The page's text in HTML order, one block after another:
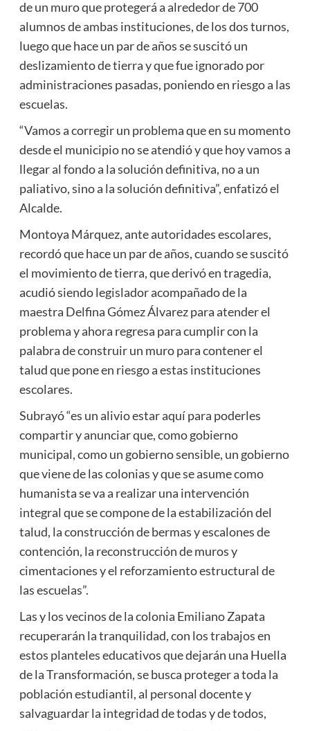
de un muro que protegerá a alrededor de 700
alumnos de ambas instituciones, de los dos turnos,
luego que hace un par de años se suscitó un
deslizamiento de tierra y que fue ignorado por
administraciones pasadas, poniendo en riesgo a las
escuelas.
“Vamos a corregir un problema que en su momento
desde el municipio no se atendió y que hoy vamos a
llegar al fondo a la solución definitiva, no a un
paliativo, sino a la solución definitiva”, enfatizó el
Alcalde.
Montoya Márquez, ante autoridades escolares,
recordó que hace un par de años, cuando se suscitó
el movimiento de tierra, que derivó en tragedia,
acudió siendo legislador acompañado de la
maestra Delfina Gómez Álvarez para atender el
problema y ahora regresa para cumplir con la
palabra de construir un muro para contener el
talud que pone en riesgo a estas instituciones
escolares.
Subrayó “es un alivio estar aquí para poderles
compartir y anunciar que, como gobierno
municipal, como un gobierno sensible, un gobierno
que viene de las colonias y que se asume como
humanista se va a realizar una intervención
integral que se compone de la estabilización del
talud, la construcción de bermas y escalones de
contención, la reconstrucción de muros y
cimentaciones y el reforzamiento estructural de
las escuelas”.
Las y los vecinos de la colonia Emiliano Zapata
recuperarán la tranquilidad, con los trabajos en
estos planteles educativos que dejarán una Huella
de la Transformación, se busca proteger a toda la
población estudiantil, al personal docente y
salvaguardar la integridad de todas y de todos,